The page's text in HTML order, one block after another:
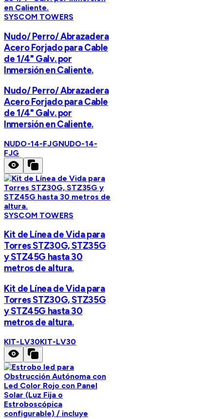
SYSCOM TOWERS
Nudo/ Perro/ Abrazadera
Acero Forjado para Cable
de 1/4" Galv. por
Inmersión en Caliente.
Nudo/ Perro/ Abrazadera
Acero Forjado para Cable
de 1/4" Galv. por
Inmersión en Caliente.
NUDO-14-FJGNUDO-14-
FJG
SYSCOM TOWERS
Kit de Línea de Vida para
Torres STZ30G, STZ35G
y STZ45G hasta 30
metros de altura.
Kit de Línea de Vida para
Torres STZ30G, STZ35G
y STZ45G hasta 30
metros de altura.
KIT-LV30KIT-LV30